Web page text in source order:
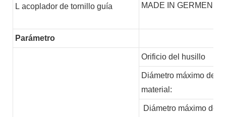
L acoplador de tornillo guía MADE IN GERMEN
Parámetro
Orificio del husillo
Diámetro máximo del
material:
Diámetro máximo de